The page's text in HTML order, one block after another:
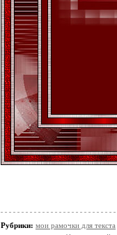
Рубрики: мои рамочки для текста